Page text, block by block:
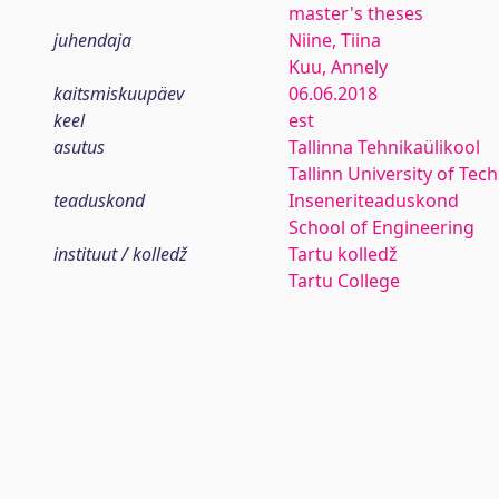
master's theses
juhendaja
Niine, Tiina
Kuu, Annely
kaitsmiskuupäev
06.06.2018
keel
est
asutus
Tallinna Tehnikaülikool
Tallinn University of
teaduskond
Inseneriteaduskond
School of Engineering
instituut / kolledž
Tartu kolledž
Tartu College